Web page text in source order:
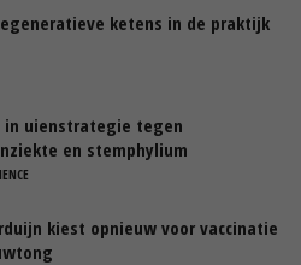
ketens in de praktijk
in uienstrategie tegen
en stemphylium
kiest opnieuw voor vaccinatie